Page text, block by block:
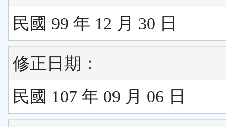
民國 99 年 12 月 30 日
修正日期：
民國 107 年 09 月 06 日